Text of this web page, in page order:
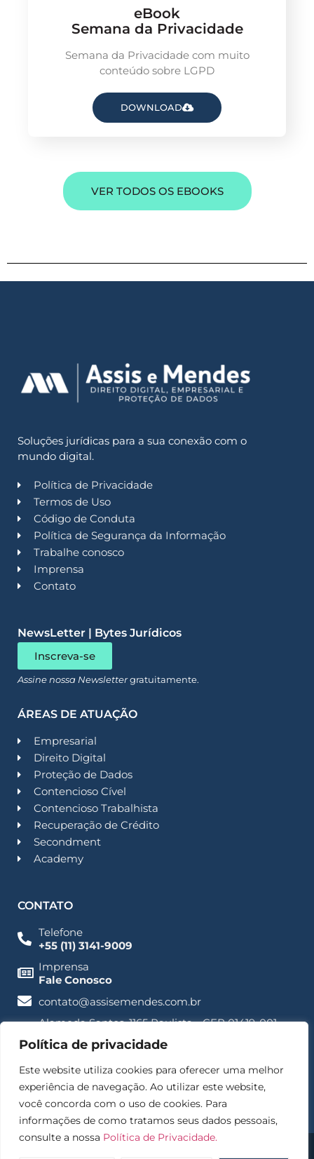
Política de privacidade
Este website utiliza cookies para oferecer uma melhor
experiência de navegação. Ao utilizar este website,
você concorda com o uso de cookies. Para
informações de como tratamos seus dados pessoais,
consulte a nossa Política de Privacidade.
eBook
Semana da Privacidade
Semana da Privacidade com muito
conteúdo sobre LGPD
DOWNLOAD
VER TODOS OS EBOOKS
Soluções jurídicas para a sua conexão com o
mundo digital.
Política de Privacidade
Termos de Uso
Código de Conduta
Política de Segurança da Informação
Trabalhe conosco
Imprensa
Contato
NewsLetter | Bytes Jurídicos
Inscreva-se
Assine nossa Newslettergratuitamente.
ÁREAS DE ATUAÇÃO
Empresarial
Direito Digital
Proteção de Dados
Contencioso Cível
Contencioso Trabalhista
Recuperação de Crédito
Secondment
Academy
CONTATO
Telefone
+55 (11) 3141-9009
Imprensa
Fale Conosco
contato@assisemendes.com.br
Alameda Santos, 1165 Paulista - CEP 01419-001 -
SP